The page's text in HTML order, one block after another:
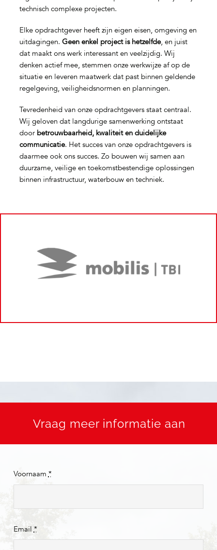
technisch complexe projecten.
Elke opdrachtgever heeft zijn eigen eisen, omgeving en
uitdagingen. Geen enkel project is hetzelfde, en juist
dat maakt ons werk interessant en veelzijdig. Wij
denken actief mee, stemmen onze werkwijze af op de
situatie en leveren maatwerk dat past binnen geldende
regelgeving, veiligheidsnormen en planningen.
Tevredenheid van onze opdrachtgevers staat centraal.
Wij geloven dat langdurige samenwerking ontstaat
door betrouwbaarheid, kwaliteit en duidelijke
communicatie. Het succes van onze opdrachtgevers is
daarmee ook ons succes. Zo bouwen wij samen aan
duurzame, veilige en toekomstbestendige oplossingen
binnen infrastructuur, waterbouw en techniek.
Vraag meer informatie aan
Voornaam *
Email *